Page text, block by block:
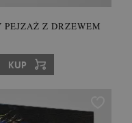
PEJZAŻ Z DRZEWEM
KUP